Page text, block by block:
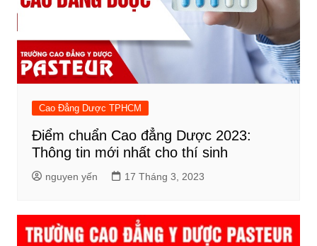
Cao Đẳng Dược TPHCM
Điểm chuẩn Cao đẳng Dược 2023:
Thông tin mới nhất cho thí sinh
nguyen yến 17 Tháng 3, 2023